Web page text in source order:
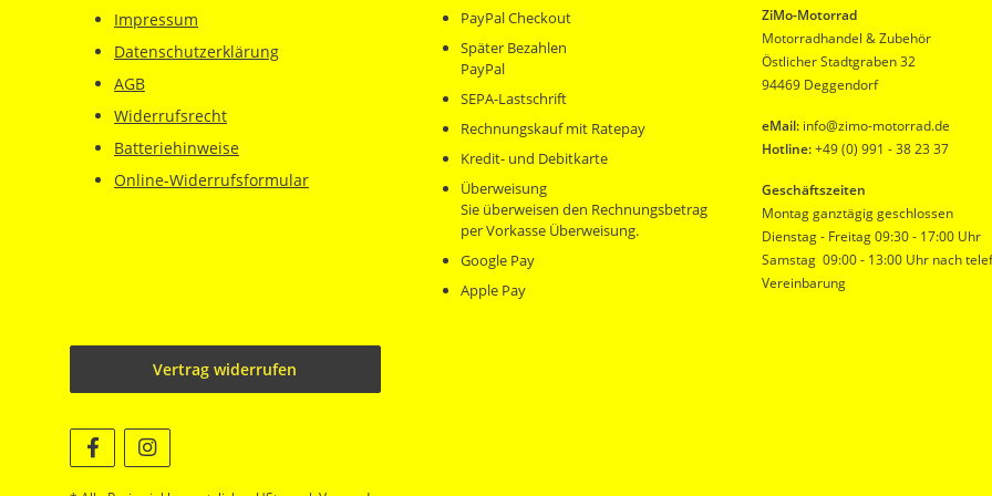
Impressum
Datenschutzerklärung
AGB
Widerrufsrecht
Batteriehinweise
Online-Widerrufsformular
PayPal Checkout
Später Bezahlen
PayPal
SEPA-Lastschrift
Rechnungskauf mit Ratepay
Kredit- und Debitkarte
Überweisung
Sie überweisen den Rechnungsbetrag
per Vorkasse Überweisung.
Google Pay
Apple Pay
ZiMo-Motorrad
Motorradhandel & Zubehör
Östlicher Stadtgraben 32
94469 Deggendorf
eMail: info@zimo-motorrad.de
Hotline:+49 (0) 991 - 38 23 37
Geschäftszeiten
Montag ganztägig geschlossen
Dienstag - Freitag 09:30 - 17:00 Uhr
Samstag 09:00 - 13:00 Uhr nach
Vereinbarung
Vertrag widerrufen